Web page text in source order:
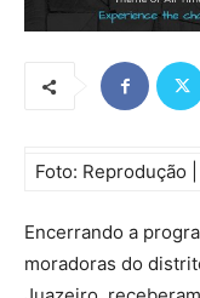
Foto: Reprodução |
Encerrando a
moradoras do